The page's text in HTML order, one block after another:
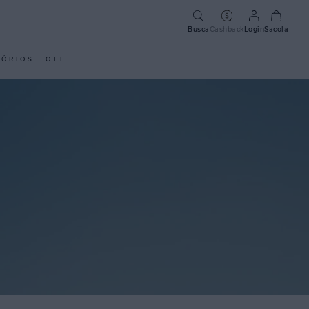
Busca CashbackLoginSacola
OFF